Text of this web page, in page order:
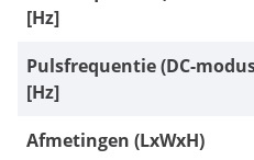
[Hz]
Pulsfrequentie (DC-
[Hz]
Afmetingen (LxWxH)